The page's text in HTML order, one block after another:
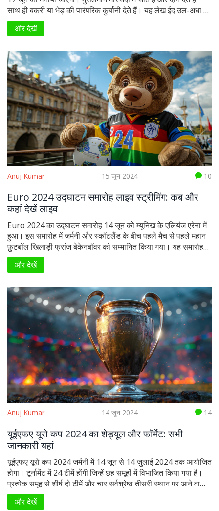
साथ ही बकरी या भेड़ की पारंपरिक कुर्बानी देते हैं। यह लेख ईद उल-अधा पर
शुभकामनाओं, संदेश, कोट्स, और इमेज शेयर करने के कई तरीके प्रदान
करता है। इसमें फेसबुक और व्हाट्सएप पर उपयोग के लिए विचार भी शामिल
और देखें
Anuj Kumar 15 जून 2024 10
Euro 2024 उद्घाटन समारोह लाइव स्ट्रीमिंग: कब और
कहां देखें लाइव
Euro 2024 का उद्घाटन समारोह 14 जून को म्यूनिख के एलियंज एरेना में
हुआ। इस समारोह में जर्मनी और स्कॉटलैंड के बीच पहले मैच से पहले महान
फ़ुटबॉल खिलाड़ी फ्रांज बेकेनबॉवर को सम्मानित किया गया। यह समारोह
Sony Sports Network और SonyLiv ऐप पर लाइव प्रसारित हुआ।
और देखें
Anuj Kumar 14 जून 2024 14
यूईएफए यूरो कप 2024 का शेड्यूल और फॉर्मेट: सभी
जानकारी यहां
यूईएफए यूरो कप 2024 जर्मनी में 14 जून से 14 जुलाई 2024 तक आयोजित
होगा। टूर्नामेंट में 24 टीमें होंगी जिन्हें छह समूहों में विभाजित किया गया है।
प्रत्येक समूह से शीर्ष दो टीमें और चार सर्वश्रेष्ठ तीसरी स्थान पर आने वाली
टीमें नॉकआउट चरण में प्रवेश करेंगी। नॉकआउट चरण में राउंड ऑफ 16,
क्वार्टरफाइनल, सेमीफाइनल और फाइनल शामिल होंगे।
और देखें